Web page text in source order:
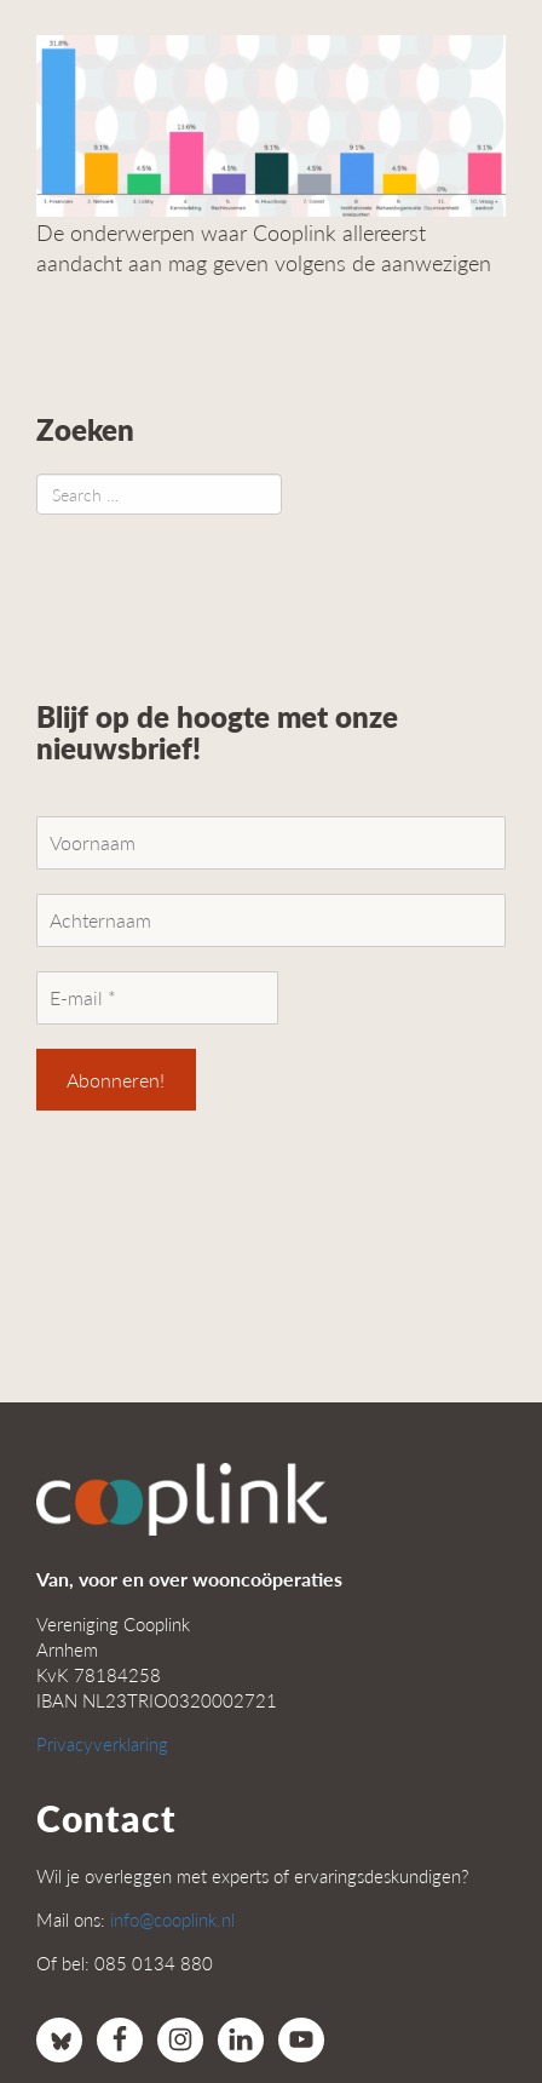
De onderwerpen waar Cooplink allereerst
aandacht aan mag geven volgens de aanwezigen
Zoeken
Blijf op de hoogte met onze
nieuwsbrief!
Van, voor en over wooncoöperaties
Vereniging Cooplink
Arnhem
KvK 78184258
IBAN NL23TRIO0320002721
Privacyverklaring
Contact
Wil je overleggen met experts of ervaringsdeskundigen?
Mail ons: info@cooplink.nl
Of bel: 085 0134 880